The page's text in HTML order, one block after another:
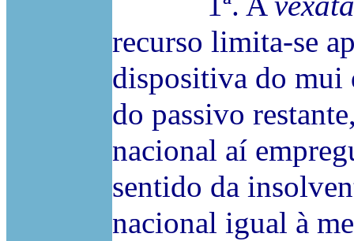
recurso limita-se
dispositiva do mui
do passivo
nacional aí
sentido da
nacional igual à